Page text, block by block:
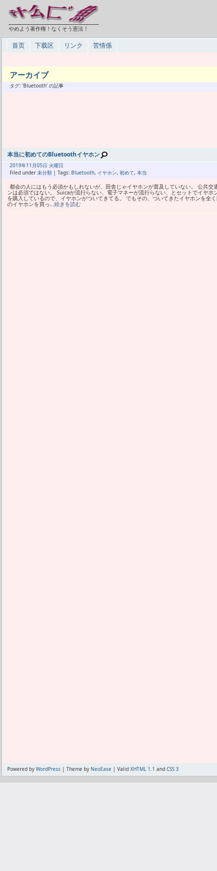
やめよう著作権！なくそう憲法！
首页 下载区 リンク 苦情係
アーカイブ
タグ: ‘Bluetooth’ の記事
本当に初めてのBluetoothイヤホン
2019年11月05日 火曜日
Filed under 未分類 | Tags: Bluetooth, イヤホン, 初めて, 本当
都会の人にはもう必須かもしれないが、田舎じゃイヤホンが普及していない。 公共
ンは必須ではない。 Suicaが流行らない、電子マネーが流行らない、とセットでイヤ
を購入しているので、イヤホンがついてきてる。 でもその、ついてきたイヤホンを
のイヤホンを買っ…続きを読む
Powered by WordPress | Theme by NeoEase | Valid XHTML 1.1 and CSS 3